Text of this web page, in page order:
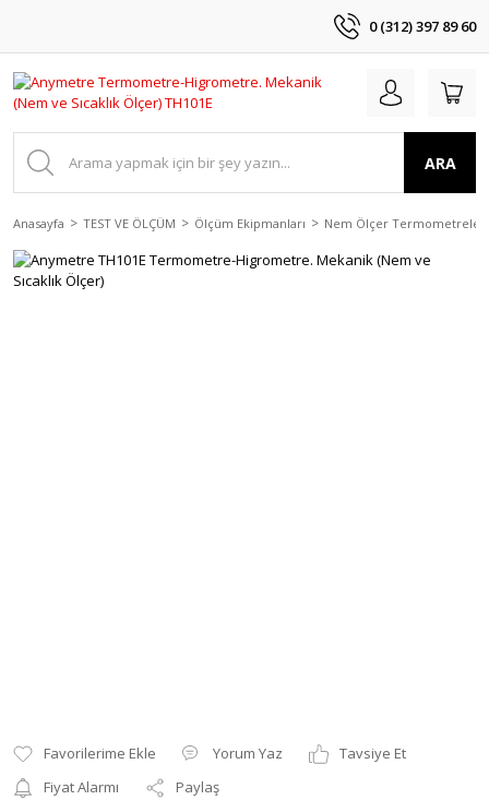
0 (312) 397 89 60
ARA
Anasayfa TEST VE ÖLÇÜM Ölçüm Ekipmanları Nem Ölçer Termometreler
Yorum Yaz
Tavsiye Et
Fiyat Alarmı
Paylaş